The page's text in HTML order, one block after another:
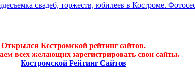
Открылся Костромской рейтинг сайтов.
всех желающих зарегистрировать свои сайты.
Костромской Рейтинг Сайтов